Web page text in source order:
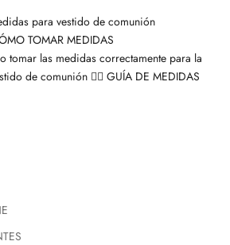
para vestido de comunión
TOMAR MEDIDAS
tomar las medidas correctamente para la
de comunión 👉🏼 GUÍA DE MEDIDAS